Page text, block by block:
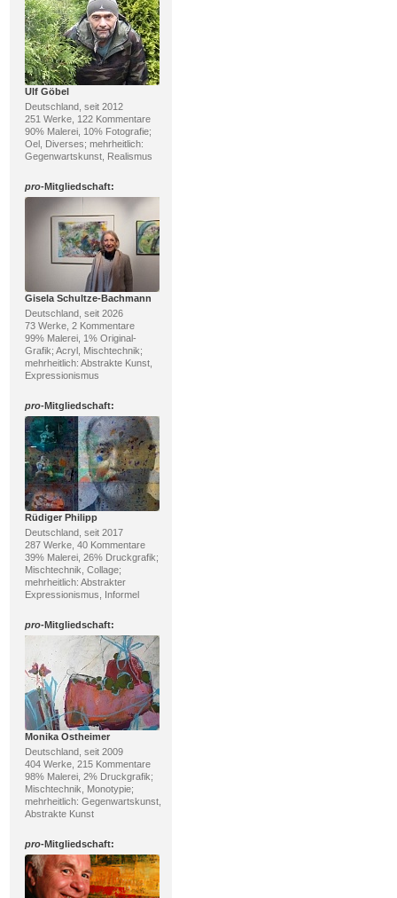
Ulf Göbel
Deutschland, seit 2012
251 Werke, 122 Kommentare
90% Malerei, 10% Fotografie;
Oel, Diverses; mehrheitlich:
Gegenwartskunst, Realismus
pro-Mitgliedschaft:
Gisela Schultze-Bachmann
Deutschland, seit 2026
73 Werke, 2 Kommentare
99% Malerei, 1% Original-
Grafik; Acryl, Mischtechnik;
mehrheitlich: Abstrakte Kunst,
Expressionismus
pro-Mitgliedschaft:
Rüdiger Philipp
Deutschland, seit 2017
287 Werke, 40 Kommentare
39% Malerei, 26% Druckgrafik;
Mischtechnik, Collage;
mehrheitlich: Abstrakter
Expressionismus, Informel
pro-Mitgliedschaft:
Monika Ostheimer
Deutschland, seit 2009
404 Werke, 215 Kommentare
98% Malerei, 2% Druckgrafik;
Mischtechnik, Monotypie;
mehrheitlich: Gegenwartskunst,
Abstrakte Kunst
pro-Mitgliedschaft: